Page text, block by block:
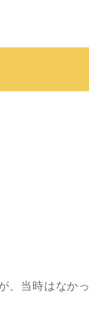
、当時はなかっ